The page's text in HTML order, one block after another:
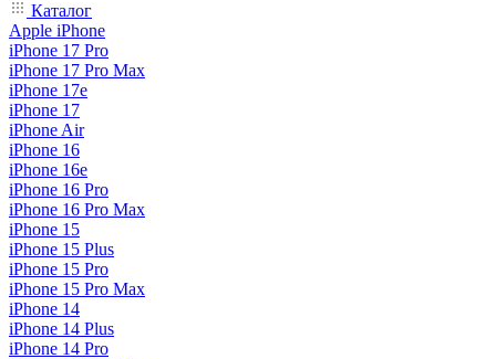
Каталог
Apple iPhone
iPhone 17 Pro
iPhone 17 Pro Max
iPhone 17e
iPhone 17
iPhone Air
iPhone 16
iPhone 16e
iPhone 16 Pro
iPhone 16 Pro Max
iPhone 15
iPhone 15 Plus
iPhone 15 Pro
iPhone 15 Pro Max
iPhone 14
iPhone 14 Plus
iPhone 14 Pro